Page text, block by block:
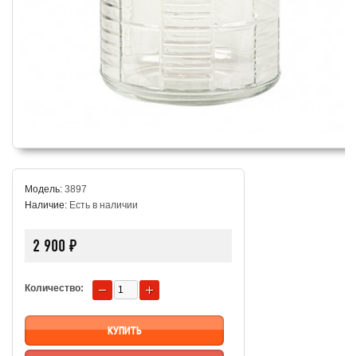
Модель: 3897
Наличие: Есть в наличии
2 900 ₽
Количество: